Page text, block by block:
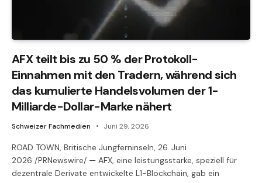
AFX teilt bis zu 50 % der Protokoll-
Einnahmen mit den Tradern, während sich
das kumulierte Handelsvolumen der 1-
Milliarde-Dollar-Marke nähert
Schweizer Fachmedien Juni 29, 2026
ROAD TOWN, Britische Jungferninseln, 26. Juni
2026 /PRNewswire/ — AFX, eine leistungsstarke, speziell für
dezentrale Derivate entwickelte L1-Blockchain, gab ein